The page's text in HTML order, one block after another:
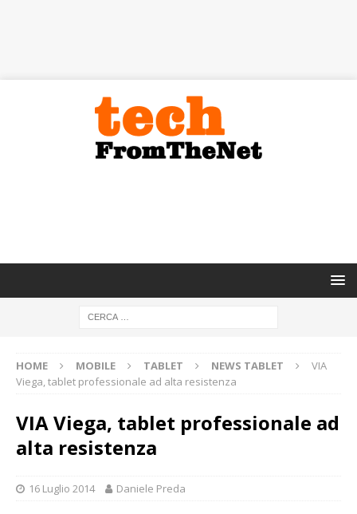
HOME MOBILE TABLET NEWS TABLET
VIA
Viega, tablet professionale ad alta resistenza
VIA Viega, tablet professionale ad
alta resistenza
16 Luglio 2014 Daniele Preda